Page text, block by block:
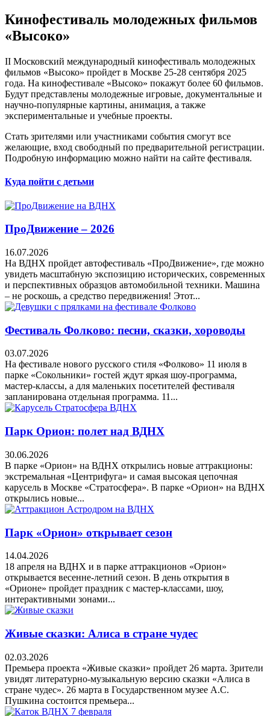
Кинофестиваль молодежных фильмов
«Высоко»
II Московский международный кинофестиваль молодежных
фильмов «Высоко» пройдет в Москве 25-28 сентября 2025
года. На кинофестивале «Высоко» покажут более 60 фильмов.
Будут представлены молодежные игровые, документальные и
научно-популярные картины, анимация, а также
экспериментальные и учебные проекты.
Стать зрителями или участниками события смогут все
желающие, вход свободный по предварительной регистрации.
Подробную информацию можно найти на сайте фестиваля.
Куда пойти с детьми
ПроДвижение – 2026
16.07.2026
На ВДНХ пройдет автофестиваль «ПроДвижение», где можно
увидеть масштабную экспозицию исторических, современных
и перспективных образцов автомобильной техники. Машина
– не роскошь, а средство передвижения! Этот...
Фестиваль Фолково: песни, сказки, хороводы
03.07.2026
На фестивале нового русского стиля «Фолково» 11 июля в
парке «Сокольники» гостей ждут яркая шоу-программа,
мастер-классы, а для маленьких посетителей фестиваля
запланирована отдельная программа. 11...
Парк Орион: полет над ВДНХ
30.06.2026
В парке «Орион» на ВДНХ открылись новые аттракционы:
экстремальная «Центрифуга» и самая высокая цепочная
карусель в Москве «Стратосфера». В парке «Орион» на ВДНХ
открылись новые...
Парк «Орион» открывает сезон
14.04.2026
18 апреля на ВДНХ и в парке аттракционов «Орион»
открывается весенне-летний сезон. В день открытия в
«Орионе» пройдет праздник с мастер-классами, шоу,
интерактивными зонами...
Живые сказки: Алиса в стране чудес
02.03.2026
Премьера проекта «Живые сказки» пройдет 26 марта. Зрители
увидят литературно-музыкальную версию сказки «Алиса в
стране чудес». 26 марта в Государственном музее А.С.
Пушкина состоится премьера...